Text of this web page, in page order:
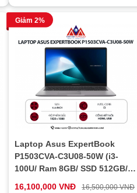
Giảm 2%
Laptop Asus ExpertBook
P1503CVA-C3U08-50W (i3-
100U/ Ram 8GB/ SSD 512GB/
16,100,000 VNĐ
16,500,000 VNĐ